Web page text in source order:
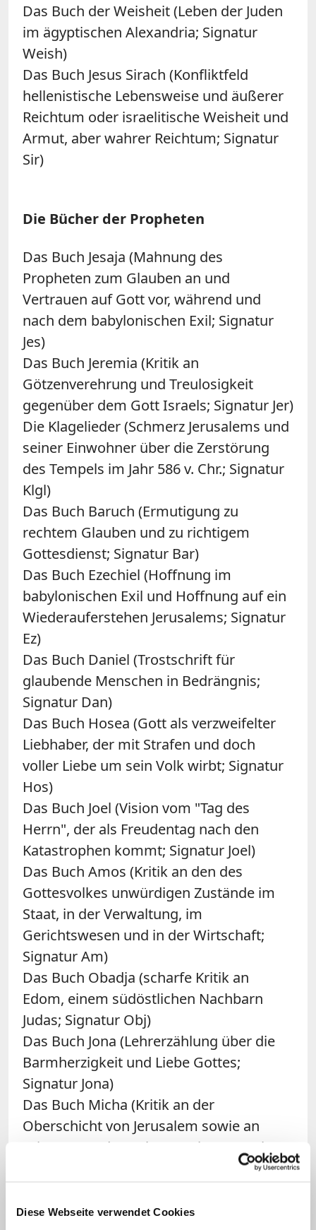
Diese Webseite verwendet Cookies
Das Buch der Weisheit (Leben der Juden
im ägyptischen Alexandria; Signatur
Weish)
Das Buch Jesus Sirach (Konfliktfeld
hellenistische Lebensweise und äußerer
Reichtum oder israelitische Weisheit und
Armut, aber wahrer Reichtum; Signatur
Sir)
Die Bücher der Propheten
Das Buch Jesaja (Mahnung des
Propheten zum Glauben an und
Vertrauen auf Gott vor, während und
nach dem babylonischen Exil; Signatur
Jes)
Das Buch Jeremia (Kritik an
Götzenverehrung und Treulosigkeit
gegenüber dem Gott Israels; Signatur Jer)
Die Klagelieder (Schmerz Jerusalems und
seiner Einwohner über die Zerstörung
des Tempels im Jahr 586 v. Chr.; Signatur
Klgl)
Das Buch Baruch (Ermutigung zu
rechtem Glauben und zu richtigem
Gottesdienst; Signatur Bar)
Das Buch Ezechiel (Hoffnung im
babylonischen Exil und Hoffnung auf ein
Wiederauferstehen Jerusalems; Signatur
Ez)
Das Buch Daniel (Trostschrift für
glaubende Menschen in Bedrängnis;
Signatur Dan)
Das Buch Hosea (Gott als verzweifelter
Liebhaber, der mit Strafen und doch
voller Liebe um sein Volk wirbt; Signatur
Hos)
Das Buch Joel (Vision vom "Tag des
Herrn", der als Freudentag nach den
Katastrophen kommt; Signatur Joel)
Das Buch Amos (Kritik an den des
Gottesvolkes unwürdigen Zustände im
Staat, in der Verwaltung, im
Gerichtswesen und in der Wirtschaft;
Signatur Am)
Das Buch Obadja (scharfe Kritik an
Edom, einem südöstlichen Nachbarn
Judas; Signatur Obj)
Das Buch Jona (Lehrerzählung über die
Barmherzigkeit und Liebe Gottes;
Signatur Jona)
Das Buch Micha (Kritik an der
Oberschicht von Jerusalem sowie an
Priestern und Propheten; Signatur Mi)
Das Buch Nahum (Hoffnung für die Juden
Signatur Nah)